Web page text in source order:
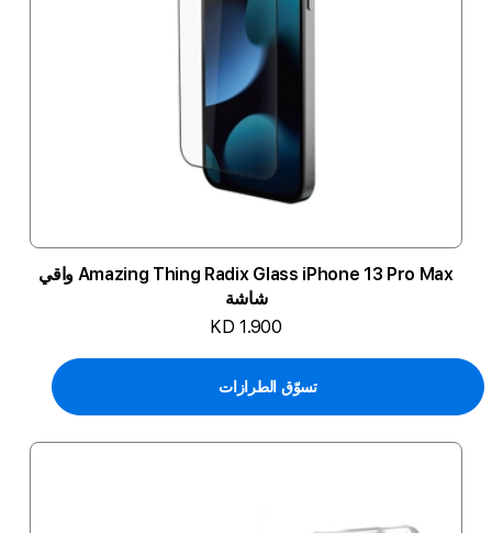
Amazing Thing Radix Glass iPhone 13 Pro Max واقي
شاشة
KD 1.900
تسوّق الطرازات